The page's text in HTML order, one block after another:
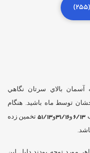
آسمان بالاي سرتان نگاهي
توسط ماه باشيد. هنگام
6/13و31/16و51/13 تخمين زده